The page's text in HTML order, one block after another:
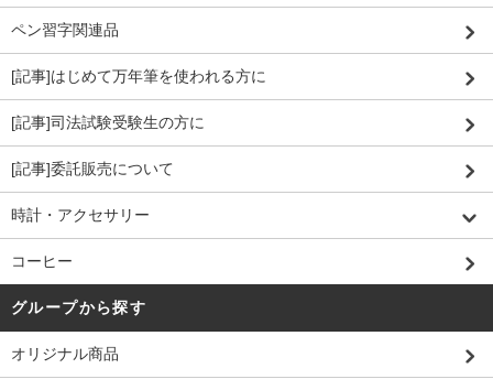
ペン習字関連品
[記事]はじめて万年筆を使われる方に
[記事]司法試験受験生の方に
[記事]委託販売について
時計・アクセサリー
コーヒー
グループから探す
オリジナル商品